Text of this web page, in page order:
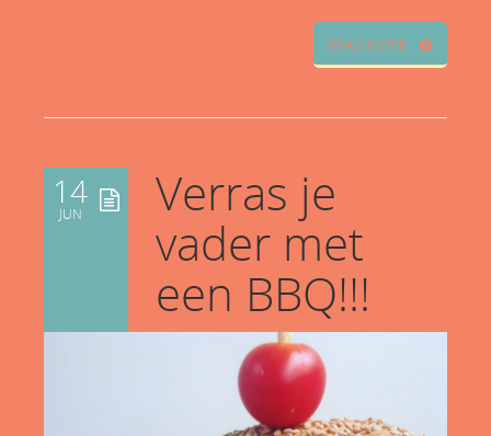
READ MORE
14
JUN
Verras je
vader met
een BBQ!!!